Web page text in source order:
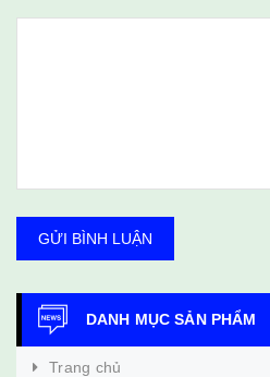
GỬI BÌNH LUẬN
DANH MỤC SẢN PHẨM
Trang chủ